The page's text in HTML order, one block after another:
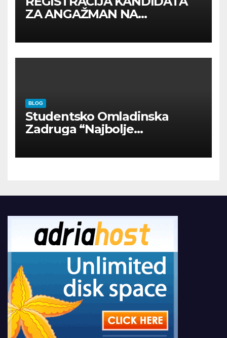
ZA ANGAŽMAN NA
BLOG
Studentsko Omladinska
Zadruga “Najbolje